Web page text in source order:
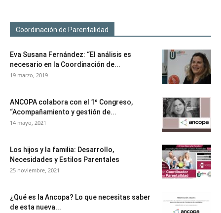
Coordinación de Parentalidad
Eva Susana Fernández: “El análisis es
necesario en la Coordinación de...
19 marzo, 2019
ANCOPA colabora con el 1º Congreso,
“Acompañamiento y gestión de...
14 mayo, 2021
Los hijos y la familia: Desarrollo,
Necesidades y Estilos Parentales
25 noviembre, 2021
¿Qué es la Ancopa? Lo que necesitas saber
de esta nueva...